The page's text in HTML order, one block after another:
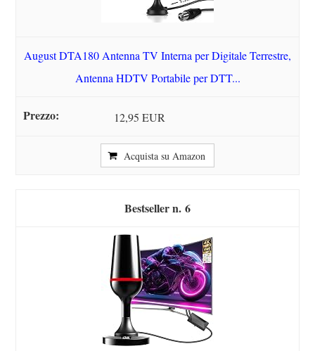
August DTA180 Antenna TV Interna per Digitale Terrestre,
Antenna HDTV Portabile per DTT...
12,95 EUR
Acquista su Amazon
6